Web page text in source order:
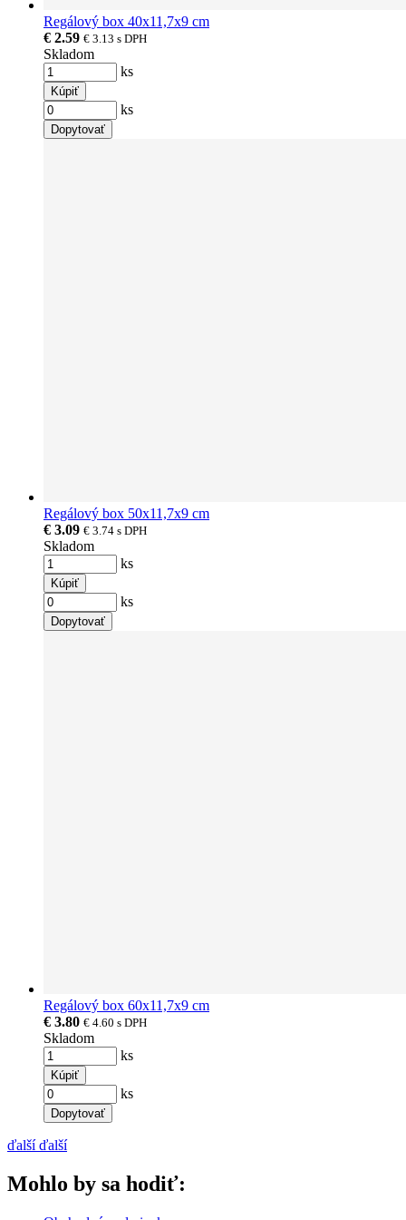
Regálový box 40x11,7x9 cm
€ 2.59 € 3.13 s DPH
Skladom
ks
Kúpiť
ks
Dopytovať
Regálový box 50x11,7x9 cm
€ 3.09 € 3.74 s DPH
Skladom
ks
Kúpiť
ks
Dopytovať
Regálový box 60x11,7x9 cm
€ 3.80 € 4.60 s DPH
Skladom
ks
Kúpiť
ks
Dopytovať
ďalší ďalší
Mohlo by sa hodiť: